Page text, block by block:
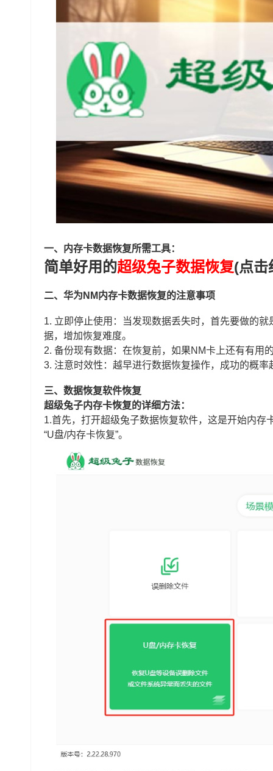
一、内存卡数据恢复所需工具：
简单好用的超级兔子数据恢复(点击
二、华为NM内存卡数据恢复的注意事项
1. 立即停止使用：当发现数据丢失时，首先要做的
据，增加恢复难度。
2. 备份现有数据：在恢复前，如果NM卡上还有有用
3. 注意时效性：越早进行数据恢复操作，成功的概
三、数据恢复软件恢复
超级兔子内存卡恢复的详细方法：
1.首先，打开超级兔子数据恢复软件，这是开始内存
“U盘/内存卡恢复”。